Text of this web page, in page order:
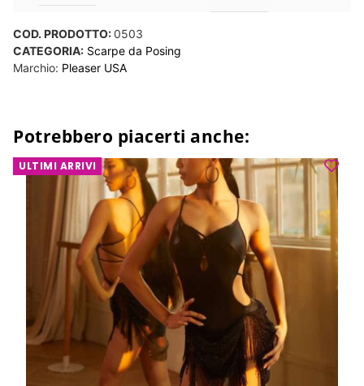
COD. PRODOTTO:0503
CATEGORIA: Scarpe da Posing
Marchio: Pleaser USA
Potrebbero piacerti anche:
ULTIMI ARRIVI